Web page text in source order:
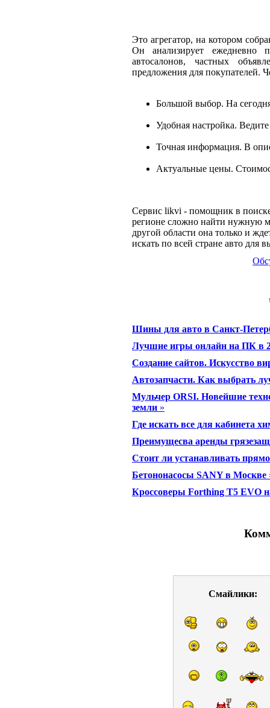
Это агрегатор, на котором
Он анализирует ежедневно
автосалонов, частных
предложения для покупателей.
Большой выбор. На
Удобная настройка.
Точная информация. В
Актуальные цены.
Сервис likvi - помощник в
регионе сложно найти нужную
другой области она только и
искать по всей стране авто для
Шины для авто в Санкт-
Лучшие игры онлайн на ПК в
Создание сайтов. Искусство
Автозапчасти. Как выбрать
Мульчер ORSI. Новейшие
земли »
Где искать все для кабинета
Преимущесва аренды
Стоит ли устанавливать
Бетононасосы SANY в Москве
Кроссоверы Forthing T5 EVO
Смайлики: